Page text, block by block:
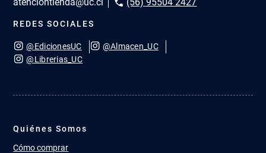
REDES SOCIALES
@EdicionesUC
@Almacen_UC
@Librerias_UC
Quiénes Somos
Cómo comprar